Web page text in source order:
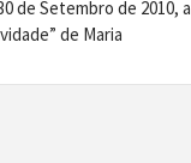
de Setembro de 2010, a
de Maria